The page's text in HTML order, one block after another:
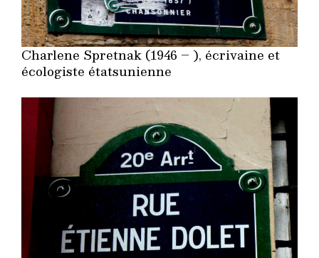
Charlene Spretnak (1946 – ), écrivaine et
écologiste étatsunienne